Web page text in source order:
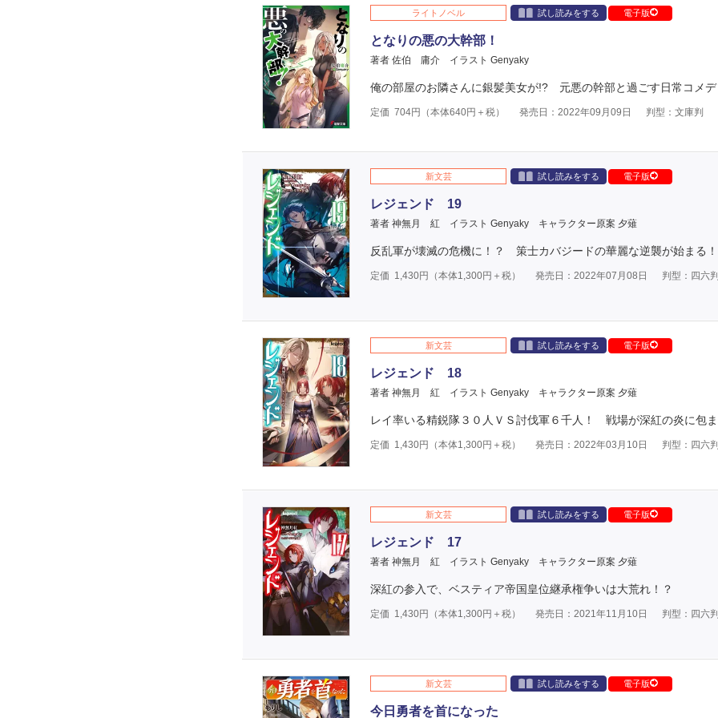
ライトノベル 試し読みをする 電子版
となりの悪の大幹部！
著者 佐伯 庸介 イラスト Genyaky
俺の部屋のお隣さんに銀髪美女が!? 元悪の幹部と過ごす日常コメ
定価 704円（本体640円＋税） 発売日：2022年09月09日 判型：文庫判
新文芸 試し読みをする 電子版
レジェンド 19
著者 神無月 紅 イラスト Genyaky キャラクター原案 夕薙
反乱軍が壊滅の危機に！？ 策士カバジードの華麗な逆襲が始まる！
定価 1,430円（本体1,300円＋税） 発売日：2022年07月08日 判型：四六
新文芸 試し読みをする 電子版
レジェンド 18
著者 神無月 紅 イラスト Genyaky キャラクター原案 夕薙
レイ率いる精鋭隊３０人ＶＳ討伐軍６千人！ 戦場が深紅の炎に包
定価 1,430円（本体1,300円＋税） 発売日：2022年03月10日 判型：四六
新文芸 試し読みをする 電子版
レジェンド 17
著者 神無月 紅 イラスト Genyaky キャラクター原案 夕薙
深紅の参入で、ベスティア帝国皇位継承権争いは大荒れ！？
定価 1,430円（本体1,300円＋税） 発売日：2021年11月10日 判型：四六
新文芸 試し読みをする 電子版
今日勇者を首になった